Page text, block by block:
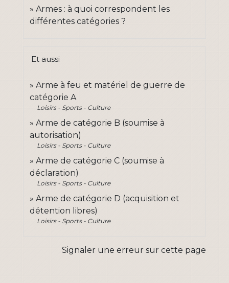
Armes : à quoi correspondent les
différentes catégories ?
Et aussi
Arme à feu et matériel de guerre de
catégorie A
Loisirs - Sports - Culture
Arme de catégorie B (soumise à
autorisation)
Loisirs - Sports - Culture
Arme de catégorie C (soumise à
déclaration)
Loisirs - Sports - Culture
Arme de catégorie D (acquisition et
détention libres)
Loisirs - Sports - Culture
Signaler une erreur sur cette page